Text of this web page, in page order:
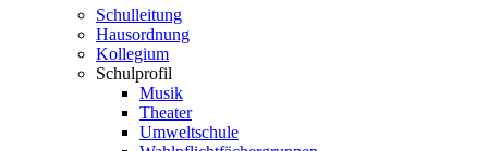
Schulleitung
Hausordnung
Kollegium
Schulprofil
Musik
Theater
Umweltschule